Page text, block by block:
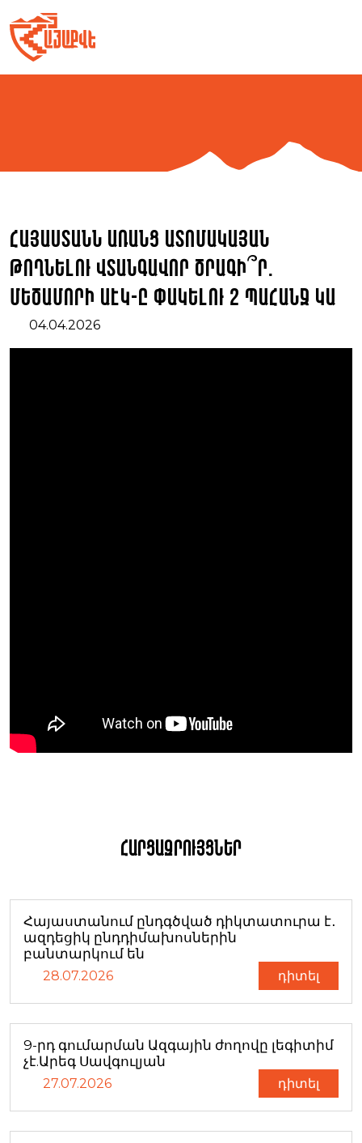
to
content
Հայաստանն առանց ատոմակայան
թողնելու վտանգավոր ծրագի՞ր.
Մեծամորի ԱԷԿ-ը փակելու 2 պահանջ կա
04.04.2026
Հարցազրույցներ
Հայաստանում ընդգծված դիկտատուրա է․
ազդեցիկ ընդդիմախոսներին
բանտարկում են
28.07.2026 դիտել
9-րդ գումարման Ազգային ժողովը լեգիտիմ
չէ.Արեգ Սավգուլյան
27.07.2026 դիտել